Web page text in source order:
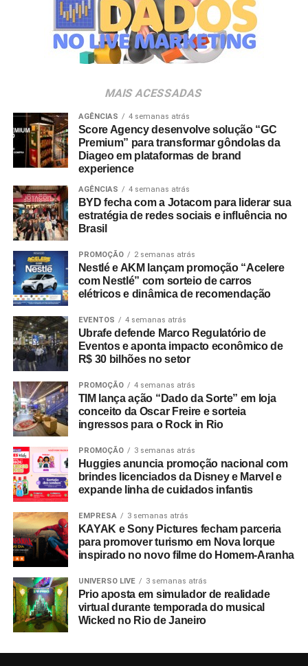
MAIS ACESSADAS
AGÊNCIAS 4 semanas atrás
Score Agency desenvolve solução “GC
Premium” para transformar gôndolas da
Diageo em plataformas de brand
experience
AGÊNCIAS 4 semanas atrás
BYD fecha com a Jotacom para liderar sua
estratégia de redes sociais e influência no
Brasil
PROMOÇÃO 2 semanas atrás
Nestlé e AKM lançam promoção “Acelere
com Nestlé” com sorteio de carros
elétricos e dinâmica de recomendação
EVENTOS 4 semanas atrás
Ubrafe defende Marco Regulatório de
Eventos e aponta impacto econômico de
R$ 30 bilhões no setor
PROMOÇÃO 4 semanas atrás
TIM lança ação “Dado da Sorte” em loja
conceito da Oscar Freire e sorteia
ingressos para o Rock in Rio
PROMOÇÃO 3 semanas atrás
Huggies anuncia promoção nacional com
brindes licenciados da Disney e Marvel e
expande linha de cuidados infantis
EMPRESA 3 semanas atrás
KAYAK e Sony Pictures fecham parceria
para promover turismo em Nova Iorque
inspirado no novo filme do Homem-Aranha
UNIVERSO LIVE 3 semanas atrás
Prio aposta em simulador de realidade
virtual durante temporada do musical
Wicked no Rio de Janeiro